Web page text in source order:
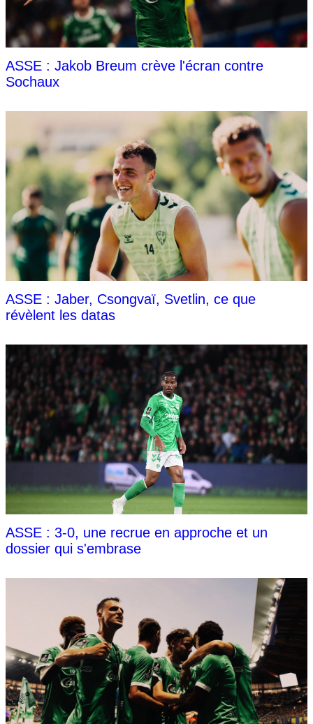
ASSE : Jakob Breum crève l'écran contre
Sochaux
ASSE : Jaber, Csongvaï, Svetlin, ce que
révèlent les datas
ASSE : 3-0, une recrue en approche et un
dossier qui s'embrase